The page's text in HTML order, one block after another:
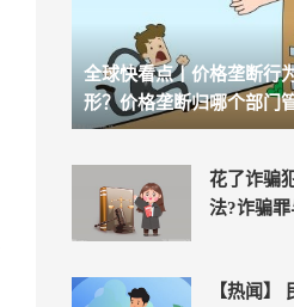
全球快看点丨价格垄断行
形？价格垄断归哪个部门
花了诈骗
法?诈骗
【热闻】